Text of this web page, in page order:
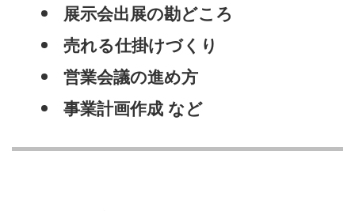
展示会出展の勘どころ
売れる仕掛けづくり
営業会議の進め方
事業計画作成 など